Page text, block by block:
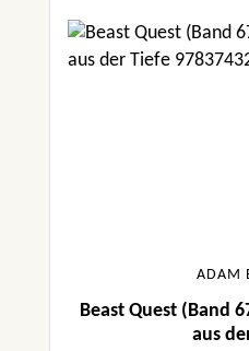
ADAM
Beast Quest (Band
aus